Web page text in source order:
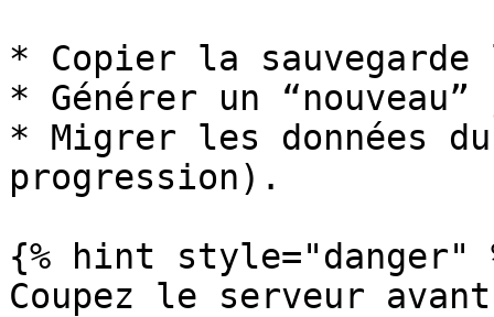
* Copier la
* Générer un
* Migrer les données
progression).
{% hint style="danger"
Coupez le serveur